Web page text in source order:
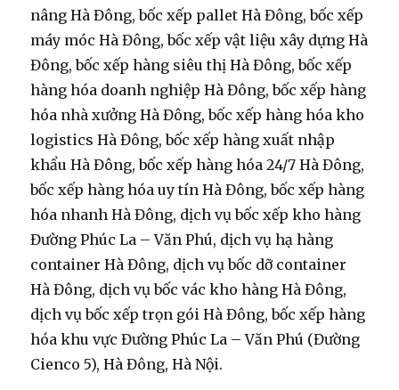
nâng Hà Đông, bốc xếp pallet Hà Đông, bốc xếp
máy móc Hà Đông, bốc xếp vật liệu xây dựng Hà
Đông, bốc xếp hàng siêu thị Hà Đông, bốc xếp
hàng hóa doanh nghiệp Hà Đông, bốc xếp hàng
hóa nhà xưởng Hà Đông, bốc xếp hàng hóa kho
logistics Hà Đông, bốc xếp hàng xuất nhập
khẩu Hà Đông, bốc xếp hàng hóa 24/7 Hà Đông,
bốc xếp hàng hóa uy tín Hà Đông, bốc xếp hàng
hóa nhanh Hà Đông, dịch vụ bốc xếp kho hàng
Đường Phúc La – Văn Phú, dịch vụ hạ hàng
container Hà Đông, dịch vụ bốc dỡ container
Hà Đông, dịch vụ bốc vác kho hàng Hà Đông,
dịch vụ bốc xếp trọn gói Hà Đông, bốc xếp hàng
hóa khu vực Đường Phúc La – Văn Phú (Đường
Cienco 5), Hà Đông, Hà Nội.